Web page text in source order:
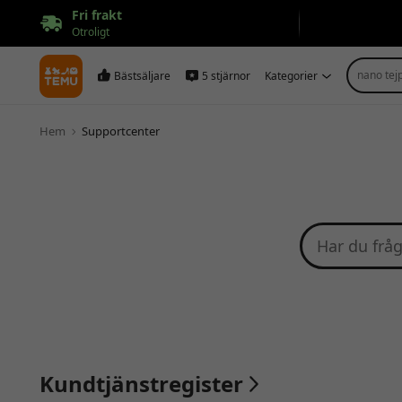
Fri frakt
Otroligt
Bästsäljare 5 stjärnor Kategorier nano
Hem Supportcenter
Kundtjänstregister